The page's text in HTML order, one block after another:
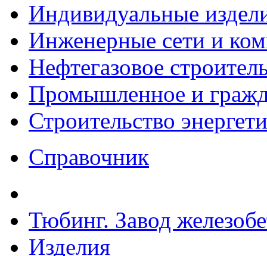
Индивидуальные
Инженерные сети и
Нефтегазовое
Промышленное и
Строительство
Справочник
Тюбинг. Завод
Изделия